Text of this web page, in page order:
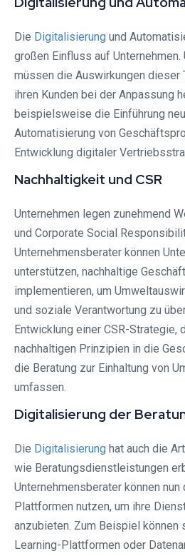
Die Digitalisierung und
großen Einfluss auf
müssen die Auswirkungen dieser
ihren Kunden bei der Anpassung
beispielsweise die Einführung
Automatisierung von
Entwicklung digitaler
Nachhaltigkeit und CSR
Unternehmen legen zunehmend
und Corporate Social
Unternehmensberater können
unterstützen, nachhaltige
implementieren, um
und soziale Verantwortung zu
Entwicklung einer CSR-Strategie,
nachhaltigen Prinzipien in die
die Beratung zur Einhaltung von
umfassen.
Digitalisierung der
Die Digitalisierung hat auch die
wie Beratungsdienstleistungen
Unternehmensberater können
Plattformen nutzen, um ihre
anzubieten. Zum Beispiel können
Learning-Plattformen oder